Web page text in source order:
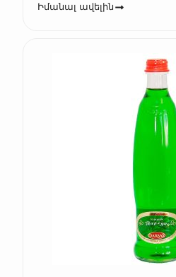
Իմանալ ավելին